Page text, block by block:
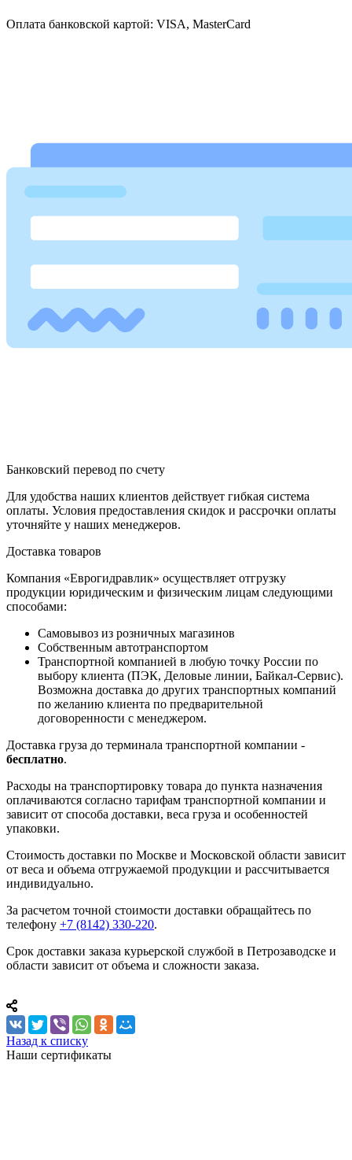
Оплата банковской картой: VISA, MasterCard
Банковский перевод по счету
Для удобства наших клиентов действует гибкая система
оплаты. Условия предоставления скидок и рассрочки оплаты
уточняйте у наших менеджеров.
Доставка товаров
Компания «Еврогидравлик» осуществляет отгрузку
продукции юридическим и физическим лицам следующими
способами:
Самовывоз из розничных магазинов
Собственным автотранспортом
Транспортной компанией в любую точку России по
выбору клиента (ПЭК, Деловые линии, Байкал-Сервис).
Возможна доставка до других транспортных компаний
по желанию клиента по предварительной
договоренности с менеджером.
Доставка груза до терминала транспортной компании -
бесплатно.
Расходы на транспортировку товара до пункта назначения
оплачиваются согласно тарифам транспортной компании и
зависит от способа доставки, веса груза и особенностей
упаковки.
Стоимость доставки по Москве и Московской области зависит
от веса и объема отгружаемой продукции и рассчитывается
индивидуально.
За расчетом точной стоимости доставки обращайтесь по
телефону +7 (8142) 330-220.
Срок доставки заказа курьерской службой в Петрозаводске и
области зависит от объема и сложности заказа.
Назад к списку
Наши сертификаты